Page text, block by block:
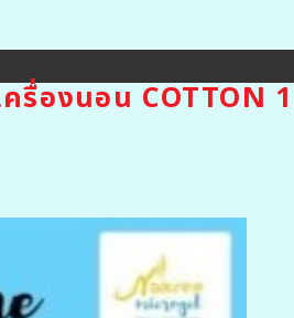
รื่องนอน COTTON